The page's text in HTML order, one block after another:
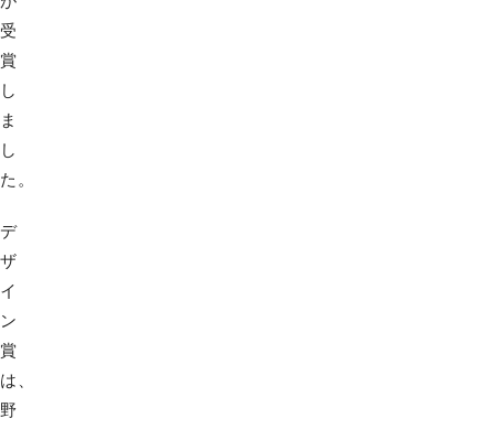
受
賞
し
ま
し
た。
デ
ザ
イ
ン
賞
は、
野